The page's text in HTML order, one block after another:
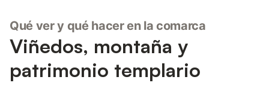
Qué ver y qué hacer en la comarca
Viñedos, montaña y
patrimonio templario